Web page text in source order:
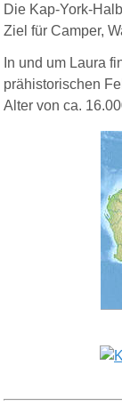
Die Kap-York-
Ziel für Camper,
In und um Laura
prähistorischen
Alter von ca.